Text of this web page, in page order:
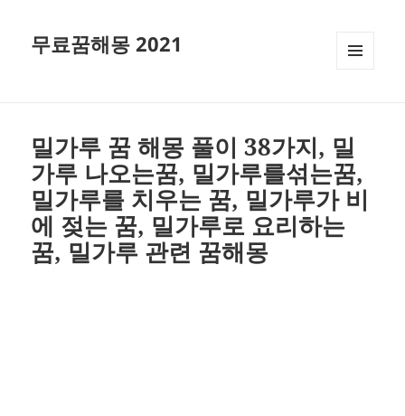
무료꿈해몽 2021
밀가루 꿈 해몽 풀이 38가지, 밀
가루 나오는꿈, 밀가루를섞는꿈,
밀가루를 치우는 꿈, 밀가루가 비
에 젖는 꿈, 밀가루로 요리하는
꿈, 밀가루 관련 꿈해몽